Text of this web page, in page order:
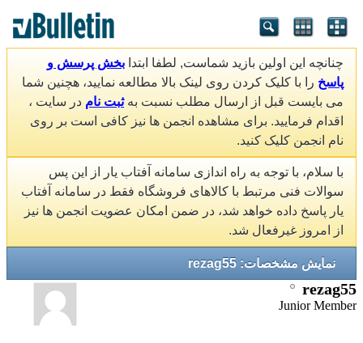
چنانچه این اولین بازید شماست, لطفا ابتدا بخش پرسش و
پاسخ را با کلیک کردن روی لینک بالا مطالعه نمایید، هچنین شما
می بایست قبل از ارسال مطلب نسبت بهثبت نام در سایت ،
اقدام فرمایید. برای مشاهده انجمن ها نیز کافی است بر روی
نام انجمن کلیک کنید.
با سلام، با توجه به راه اندازی سامانه آفتاب یار از این پس
سوالات فنی مرتبط با کالاهای فروشگاه فقط در سامانه آفتاب
یار پاسخ داده خواهد شد، در ضمن امکان عضویت انجمن ها نیز
از امروز غیرفعال شد.
نمایش مشخصات: rezag55
rezag55
Junior Member